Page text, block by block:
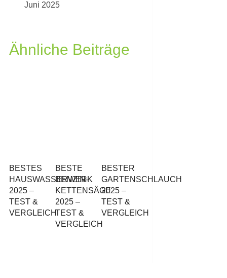
Juni 2025
Ähnliche Beiträge
BESTES
HAUSWASSERWERK
2025 –
TEST &
VERGLEICH
BESTE
BENZIN-
KETTENSÄGE
2025 –
TEST &
VERGLEICH
BESTER
GARTENSCHLAUCH
2025 –
TEST &
VERGLEICH